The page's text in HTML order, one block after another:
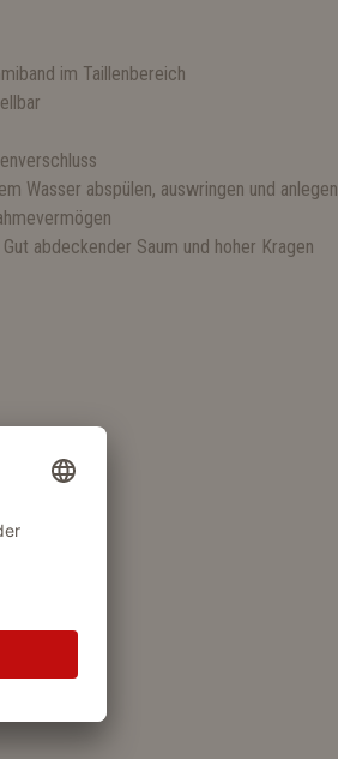
im Taillenbereich
Wasser abspülen, auswringen und anlegen
abdeckender Saum und hoher Kragen